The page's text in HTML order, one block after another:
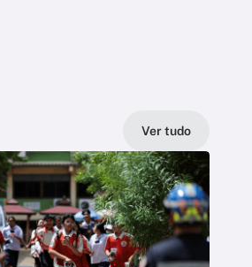
Ver tudo